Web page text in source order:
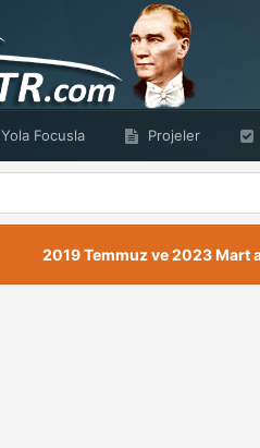
Yola Focusla Projeler
2019 Temmuz ve 2023 Mart